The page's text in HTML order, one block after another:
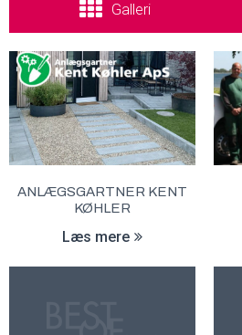
Galleri
ANLÆGSGARTNER KENT
KØHLER
Læs mere